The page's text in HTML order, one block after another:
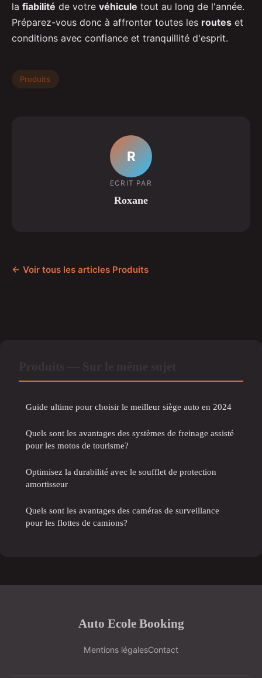
la fiabilité de votre véhicule tout au long de l'année.
Préparez-vous donc à affronter toutes les routes et
conditions avec confiance et tranquillité d'esprit.
Produits
R
ECRIT PAR
Roxane
← Voir tous les articles Produits
Guide ultime pour choisir le meilleur siège auto en 2024
Quels sont les avantages des systèmes de freinage assisté
pour les motos de tourisme?
Optimisez la durabilité avec le soufflet de protection
amortisseur
Quels sont les avantages des caméras de surveillance
pour les flottes de camions?
Auto Ecole Booking
Mentions légalesContact